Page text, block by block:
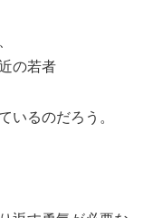
の若者
いるのだろう。